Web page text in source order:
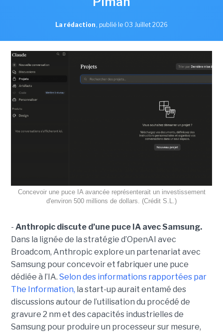
La rédaction , publié le 03 Juillet 2026
Concevoir une puce IA avancée représenterait un investissement
d'environ 500 millions de dollars. (Crédit S.L.)
- Anthropic discute d’une puce IA avec Samsung.
Dans la lignée de la stratégie d’OpenAI avec
Broadcom, Anthropic explore un partenariat avec
Samsung pour concevoir et fabriquer une puce
dédiée à l’IA. Selon des informations rapportées par
The Information, la start-up aurait entamé des
discussions autour de l’utilisation du procédé de
gravure 2 nm et des capacités industrielles de
Samsung pour produire un processeur sur mesure,